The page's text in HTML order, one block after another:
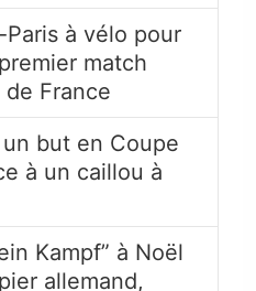
à vélo pour
match
France
but en Coupe
à un caillou à
Kampf” à Noël
allemand,